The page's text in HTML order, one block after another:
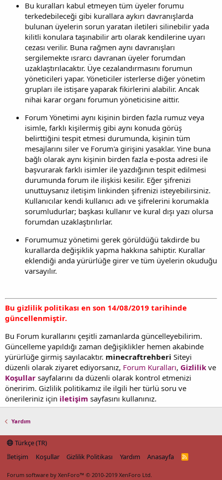
Bu kuralları kabul etmeyen tüm üyeler forumu
terkedebileceği gibi kurallara aykırı davranışlarda
bulunan üyelerin sorun yaratan iletileri silinebilir yada
kilitli konulara taşınabilir artı olarak kendilerine uyarı
cezası verilir. Buna rağmen aynı davranışları
sergilemekte ısrarcı davranan üyeler forumdan
uzaklaştırılacaktır. Üye cezalandırmasını forumun
yöneticileri yapar. Yöneticiler isterlerse diğer yönetim
grupları ile istişare yaparak fikirlerini alabilir. Ancak
nihai karar organı forumun yöneticisine aittir.
Forum Yönetimi aynı kişinin birden fazla rumuz veya
isimle, farklı kişilermiş gibi aynı konuda görüş
belirttiğini tespit etmesi durumunda, kişinin tüm
mesajlarını siler ve Forum'a girişini yasaklar. Yine buna
bağlı olarak aynı kişinin birden fazla e-posta adresi ile
başvurarak farklı isimler ile yazdığının tespit edilmesi
durumunda forum ile ilişkisi kesilir. Eğer şifrenizi
unuttuysanız iletişim linkinden şifrenizi isteyebilirsiniz.
Kullanıcılar kendi kullanıcı adı ve şifrelerini korumakla
sorumludurlar; başkası kullanır ve kural dışı yazı olursa
forumdan uzaklaştırılırlar.
Forumumuz yönetimi gerek görüldüğü takdirde bu
kurallarda değişiklik yapma hakkına sahiptir. Kurallar
eklendiği anda yürürlüğe girer ve tüm üyelerin okuduğu
varsayılır.
Bu gizlilik politikası en son 14/08/2019 tarihinde
güncellenmiştir.
Bu Forum kurallarını çeşitli zamanlarda güncelleyebilirim.
Güncelleme yapıldığı zaman değişiklikler hemen akabinde
yürürlüğe girmiş sayılacaktır. minecraftrehberi Siteyi
düzenli olarak ziyaret ediyorsanız, Forum Kuralları, Gizlilik ve
Koşullar sayfalarını da düzenli olarak kontrol etmenizi
öneririm. Gizlilik politikamız ile ilgili her türlü soru ve
önerileriniz için iletişim sayfasını kullanınız.
Yardım
Türkçe (TR)
İletişim
Koşullar Gizlilik Politikası Yardım Anasayfa
R
Forum software by XenForo™ © 2010-2019 XenForo Ltd.